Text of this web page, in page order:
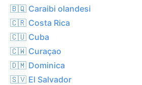
🇧🇶 Caraibi olandesi
🇨🇷 Costa Rica
🇨🇺 Cuba
🇨🇼 Curaçao
🇩🇲 Dominica
🇸🇻 El Salvador